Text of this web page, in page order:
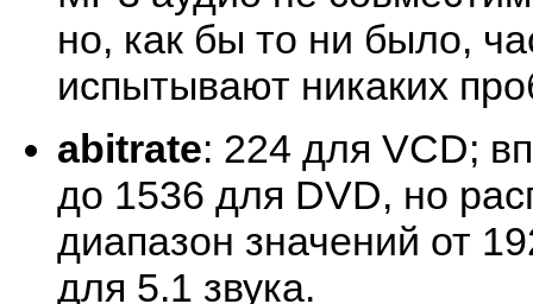
но, как бы то ни было,
испытывают никаких
abitrate: 224 для VCD;
до 1536 для DVD, но
диапазон значений от
для 5.1 звука.